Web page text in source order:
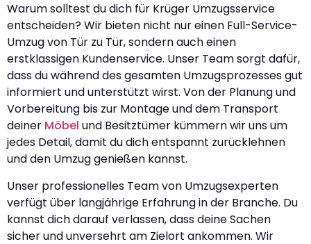
Warum solltest du dich für Krüger Umzugsservice
entscheiden? Wir bieten nicht nur einen Full-Service-
Umzug von Tür zu Tür, sondern auch einen
erstklassigen Kundenservice. Unser Team sorgt dafür,
dass du während des gesamten Umzugsprozesses gut
informiert und unterstützt wirst. Von der Planung und
Vorbereitung bis zur Montage und dem Transport
deiner Möbel und Besitztümer kümmern wir uns um
jedes Detail, damit du dich entspannt zurücklehnen
und den Umzug genießen kannst.
Unser professionelles Team von Umzugsexperten
verfügt über langjährige Erfahrung in der Branche. Du
kannst dich darauf verlassen, dass deine Sachen
sicher und unversehrt am Zielort ankommen. Wir